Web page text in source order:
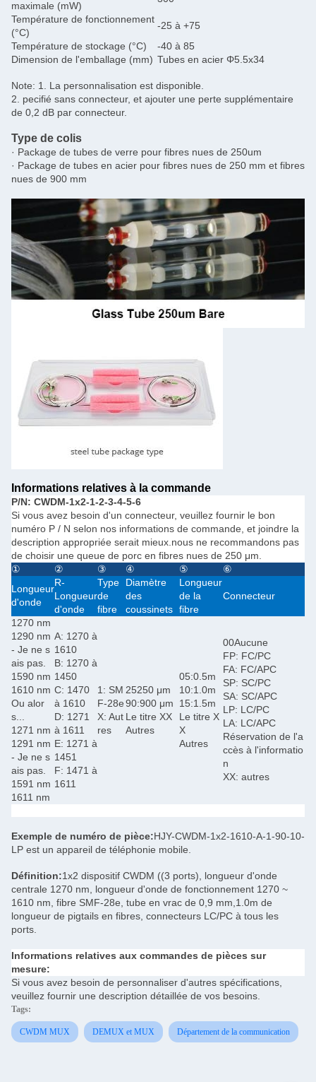
maximale (mW)
Température de fonctionnement
(°C)
-25 à +75
Température de stockage (°C)
-40 à 85
Dimension de l'emballage (mm) Tubes en acier Φ5.5x34
Note: 1. La personnalisation est disponible.
2. pecifié sans connecteur, et ajouter une perte supplémentaire
de 0,2 dB par connecteur.
Type de colis
· Package de tubes de verre pour fibres nues de 250um
· Package de tubes en acier pour fibres nues de 250 mm et fibres
nues de 900 mm
Informations relatives à la commande
P/N: CWDM-1x2-1-2-3-4-5-6
Si vous avez besoin d'un connecteur, veuillez fournir le bon
numéro P / N selon nos informations de commande, et joindre la
description appropriée serait mieux.nous ne recommandons pas
de choisir une queue de porc en fibres nues de 250 μm.
①
② ③ ④ ⑤
⑥
Longueur
d'onde
R-
Longueur
d'onde
Type
de
fibre
Diamètre
des
coussinets
Longueur
de la
fibre
Connecteur
1270 nm
1290 nm
- Je ne s
ais pas.
1590 nm
1610 nm
Ou alor
s...
1271 nm
1291 nm
- Je ne s
ais pas.
1591 nm
1611 nm
A: 1270 à
1610
B: 1270 à
1450
C: 1470
à 1610
D: 1271
à 1611
E: 1271 à
1451
F: 1471 à
1611
1: SM
F-28e
X: Aut
res
25250 μm
90:900 μm
Le titre XX
Autres
05:0.5m
10:1.0m
15:1.5m
Le titre X
X
Autres
00Aucune
FP: FC/PC
FA: FC/APC
SP: SC/PC
SA: SC/APC
LP: LC/PC
LA: LC/APC
Réservation de l'a
ccès à l'informatio
n
XX: autres
Exemple de numéro de pièce:HJY-CWDM-1x2-1610-A-1-90-10-
LP est un appareil de téléphonie mobile.
Définition:1x2 dispositif CWDM ((3 ports), longueur d'onde
centrale 1270 nm, longueur d'onde de fonctionnement 1270 ~
1610 nm, fibre SMF-28e, tube en vrac de 0,9 mm,1.0m de
longueur de pigtails en fibres, connecteurs LC/PC à tous les
ports.
Informations relatives aux commandes de pièces sur
mesure:
Si vous avez besoin de personnaliser d'autres spécifications,
veuillez fournir une description détaillée de vos besoins.
Tags:
CWDM MUX DEMUX et MUX Département de la communication